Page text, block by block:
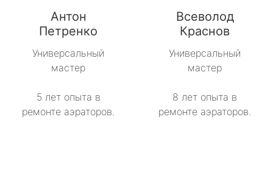
Антон
Петренко
Универсальный
мастер
5 лет опыта в
ремонте аэраторов.
Всеволод
Краснов
Универсальный
мастер
8 лет опыта в
ремонте аэраторов.